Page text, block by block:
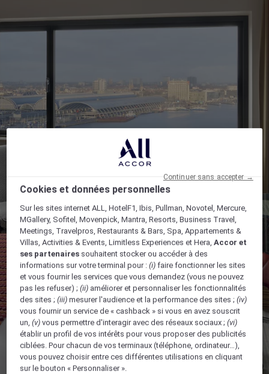
Cookies et données personnelles
Sur les sites internet ALL, HotelF1, Ibis, Pullman, Novotel, Mercure,
MGallery, Sofitel, Movenpick, Mantra, Resorts, Business Travel,
Meetings, Travelpros, Restaurants & Bars, Spa, Appartements &
Villas, Activities & Events, Limitless Experiences et Hera,Accor et
ses partenaires souhaitent stocker ou accéder à des
informations sur votre terminal pour :(i) faire fonctionner les sites
et vous fournir les services que vous demandez (vous ne pouvez
pas les refuser) ;(ii) améliorer et personnaliser les fonctionnalités
des sites ;(iii) mesurer l'audience et la performance des sites ;(iv)
vous fournir un service de « cashback » si vous en avez souscrit
un,(v) vous permettre d'interagir avec des réseaux sociaux ;(vi)
établir un profil de vos intérêts pour vous proposer des publicités
ciblées. Pour chacun de vos terminaux (téléphone, ordinateur…),
vous pouvez choisir entre ces différentes utilisations en cliquant
sur le bouton « Personnaliser ».
Continuer sans accepter →